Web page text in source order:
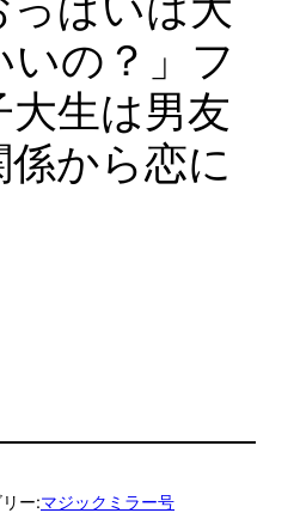
いの？」フ
大生は男友
から恋に
ー:マジックミラー号